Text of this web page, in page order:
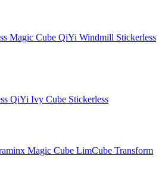
QiYi Windmill Stickerless
QiYi Ivy Cube Stickerless
LimCube Transform